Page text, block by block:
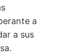
a
a sus